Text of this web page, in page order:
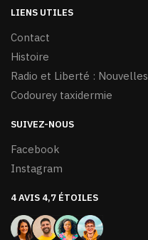
LIENS UTILES
Contact
Histoire
Radio et Liberté : Nouvelles
Codourey taxidermie
SUIVEZ-NOUS
Facebook
Instagram
4 AVIS 4,7 ÉTOILES